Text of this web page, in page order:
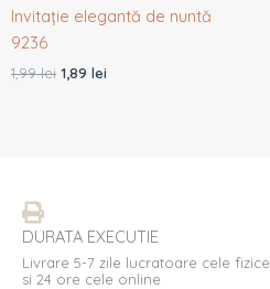
Invitație elegantă de nuntă
9236
1,99lei 1,89 lei
DURATA EXECUTIE
Livrare 5-7 zile lucratoare cele fizice
si 24 ore cele online